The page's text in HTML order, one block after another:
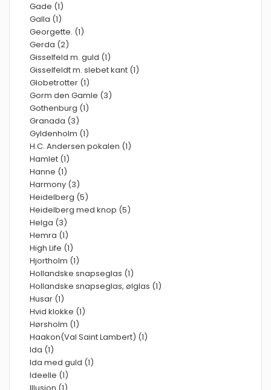
Gade (1)
Galla (1)
Georgette. (1)
Gerda (2)
Gisselfeld m. guld (1)
Gisselfeldt m. slebet kant (1)
Globetrotter (1)
Gorm den Gamle (3)
Gothenburg (1)
Granada (3)
Gyldenholm (1)
H.C. Andersen pokalen (1)
Hamlet (1)
Hanne (1)
Harmony (3)
Heidelberg (5)
Heidelberg med knop (5)
Helga (3)
Hemra (1)
High Life (1)
Hjortholm (1)
Hollandske snapseglas (1)
Hollandske snapseglas, ølglas (1)
Husar (1)
Hvid klokke (1)
Hørsholm (1)
Haakon(Val Saint Lambert) (1)
Ida (1)
Ida med guld (1)
Ideelle (1)